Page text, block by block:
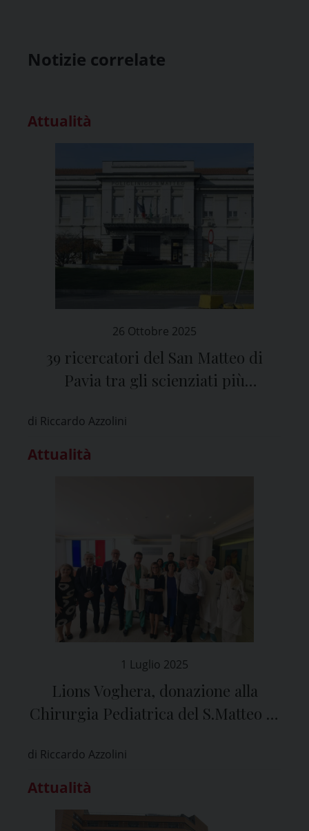
Notizie correlate
Attualità
26 Ottobre 2025
39 ricercatori del San Matteo di
Pavia tra gli scienziati più
di Riccardo Azzolini
Attualità
1 Luglio 2025
Lions Voghera, donazione alla
Chirurgia Pediatrica del S.Matteo di
di Riccardo Azzolini
Attualità